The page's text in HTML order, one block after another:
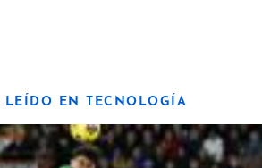
LEÍDO EN TECNOLOGÍA